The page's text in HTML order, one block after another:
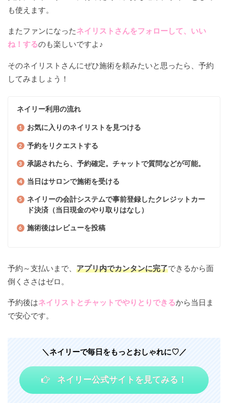
も使えます。
またファンになったネイリストさんをフォローして、いい
ね！するのも楽しいですよ♪
そのネイリストさんにぜひ施術を頼みたいと思ったら、予約
してみましょう！
ネイリー利用の流れ
お気に入りのネイリストを見つける
予約をリクエストする
承認されたら、予約確定。チャットで質問などが可能。
当日はサロンで施術を受ける
ネイリーの会計システムで事前登録したクレジットカー
ド決済（当日現金のやり取りはなし）
施術後はレビューを投稿
予約～支払いまで、アプリ内でカンタンに完了できるから面
倒くささはゼロ。
予約後はネイリストとチャットでやりとりできるから当日ま
で安心です。
＼ネイリーで毎日をもっとおしゃれに♡／
ネイリー公式サイトを見てみる！